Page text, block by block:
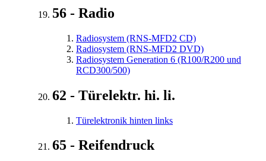
56 - Radio
Radiosystem (RNS-MFD2 CD)
Radiosystem (RNS-MFD2 DVD)
Radiosystem Generation 6 (R100/R200 und
RCD300/500)
62 - Türelektr. hi. li.
Türelektronik hinten links
65 - Reifendruck